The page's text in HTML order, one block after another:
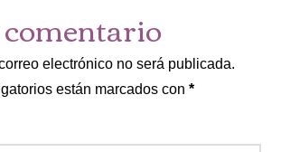
electrónico no será publicada.
están marcados con*